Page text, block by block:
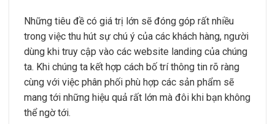
Những tiêu đề có giá trị lớn sẽ đóng góp rất nhiều
trong việc thu hút sự chú ý của các khách hàng, người
dùng khi truy cập vào các website landing của chúng
ta. Khi chúng ta kết hợp cách bố trí thông tin rõ ràng
cùng với việc phân phối phù hợp các sản phẩm sẽ
mang tới những hiệu quả rất lớn mà đôi khi bạn không
thể ngờ tới.